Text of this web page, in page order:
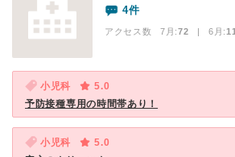
4件
アクセス数 7月:72 | 6月:
小児科
5.0
予防接種専用の時間帯あり！
小児科
5.0